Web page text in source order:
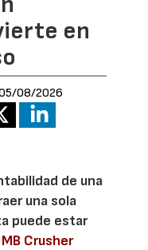
en
08/2026
de una
una sola
puede estar
MB Crusher